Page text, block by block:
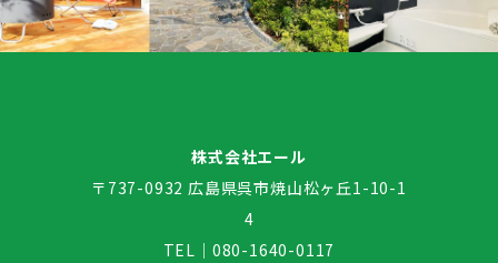
株式会社エール
〒737-0932 広島県呉市焼山松ヶ丘1-10-1
4
TEL｜ 080-1640-0117